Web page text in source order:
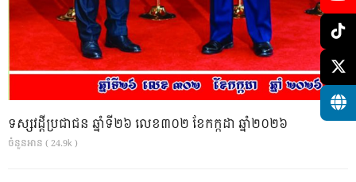
ទស្សវដ្តីប្រជាជន ឆ្នាំទី២៦ លេខ៣០២ ខែកក្កដា ឆ្នាំ២០២៦
ចំនួនអាន ( 24.9k )